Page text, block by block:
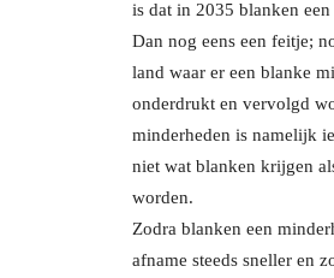
is dat in 2035 blanken
Dan nog eens een feitje;
land waar er een blanke
onderdrukt en vervolgd
minderheden is namelijk
niet wat blanken krijgen
worden.
Zodra blanken een
afname steeds sneller en